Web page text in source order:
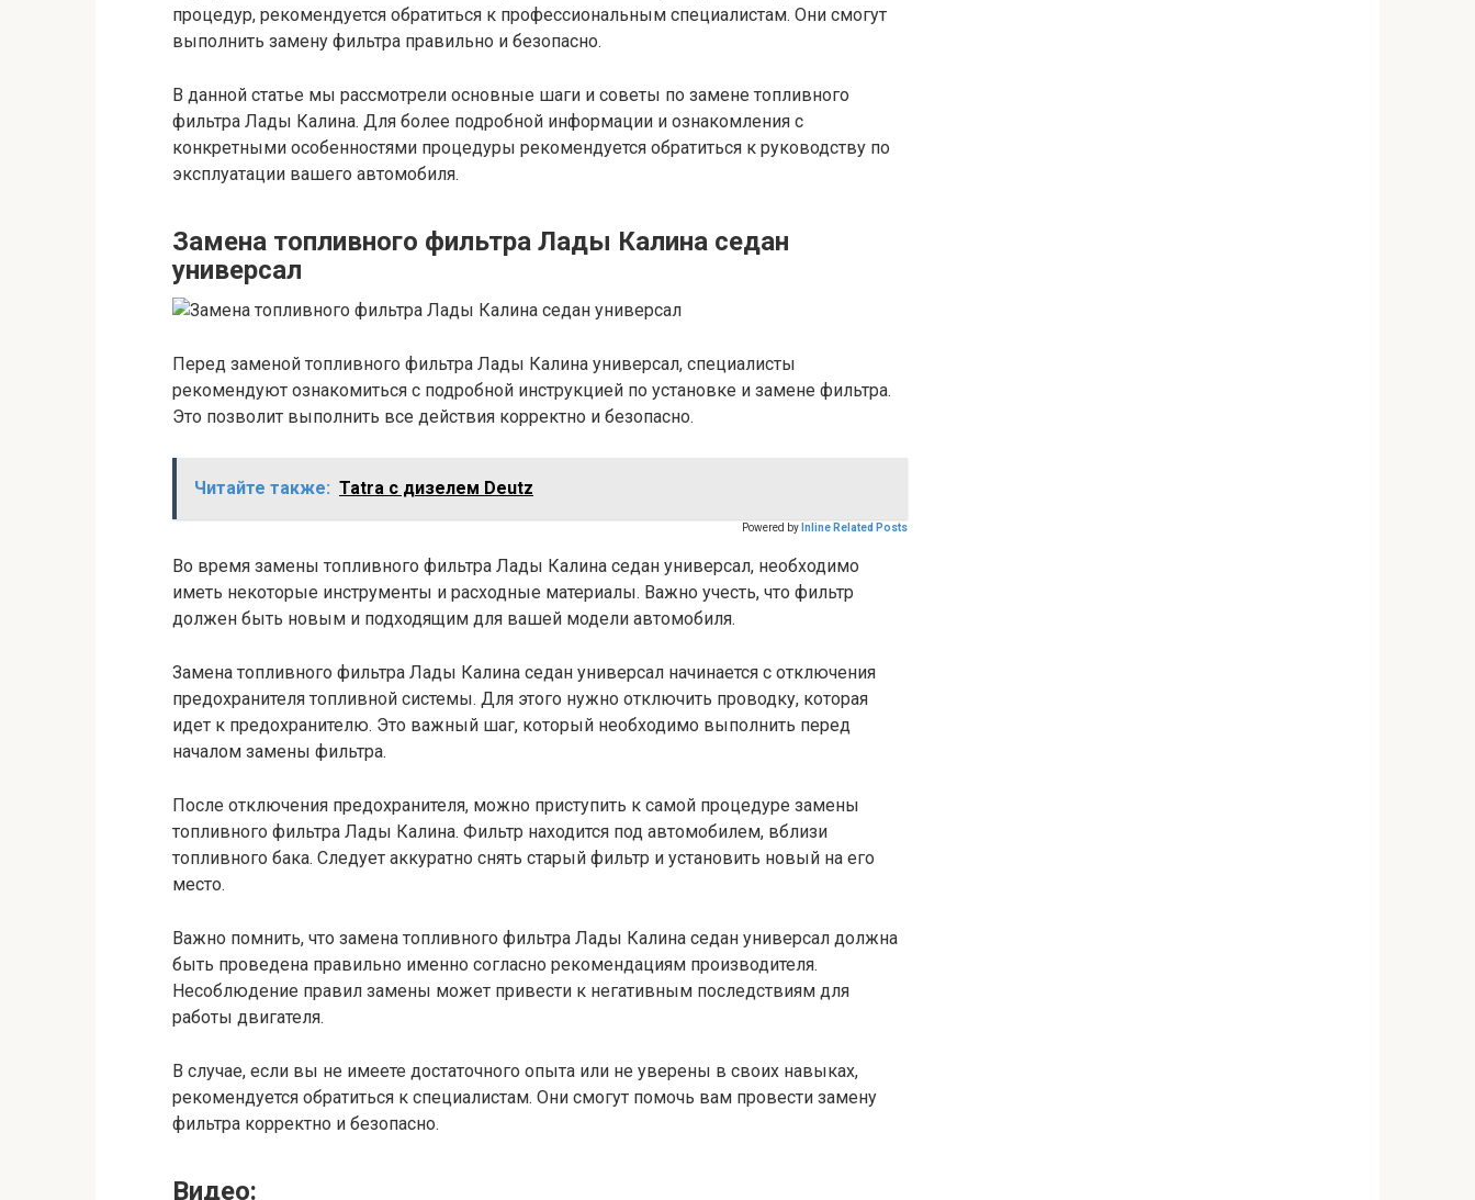
процедур, рекомендуется обратиться к профессиональным специалистам. Они смогут
выполнить замену фильтра правильно и безопасно.
В данной статье мы рассмотрели основные шаги и советы по замене топливного
фильтра Лады Калина. Для более подробной информации и ознакомления с
конкретными особенностями процедуры рекомендуется обратиться к руководству по
эксплуатации вашего автомобиля.
Замена топливного фильтра Лады Калина седан
универсал
Перед заменой топливного фильтра Лады Калина универсал, специалисты
рекомендуют ознакомиться с подробной инструкцией по установке и замене фильтра.
Это позволит выполнить все действия корректно и безопасно.
Читайте также: Tatra с дизелем Deutz
Powered by Inline Related Posts
Во время замены топливного фильтра Лады Калина седан универсал, необходимо
иметь некоторые инструменты и расходные материалы. Важно учесть, что фильтр
должен быть новым и подходящим для вашей модели автомобиля.
Замена топливного фильтра Лады Калина седан универсал начинается с отключения
предохранителя топливной системы. Для этого нужно отключить проводку, которая
идет к предохранителю. Это важный шаг, который необходимо выполнить перед
началом замены фильтра.
После отключения предохранителя, можно приступить к самой процедуре замены
топливного фильтра Лады Калина. Фильтр находится под автомобилем, вблизи
топливного бака. Следует аккуратно снять старый фильтр и установить новый на его
место.
Важно помнить, что замена топливного фильтра Лады Калина седан универсал должна
быть проведена правильно именно согласно рекомендациям производителя.
Несоблюдение правил замены может привести к негативным последствиям для
работы двигателя.
В случае, если вы не имеете достаточного опыта или не уверены в своих навыках,
рекомендуется обратиться к специалистам. Они смогут помочь вам провести замену
фильтра корректно и безопасно.
Видео: